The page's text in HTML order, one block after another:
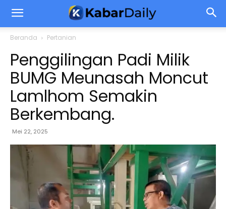
Beranda Pertanian
Penggilingan Padi Milik
BUMG Meunasah Moncut
Lamlhom Semakin
Berkembang.
Mei 22, 2025